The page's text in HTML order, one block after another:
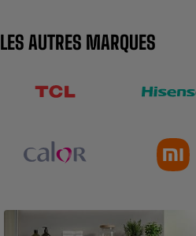
LES AUTRES MARQUES